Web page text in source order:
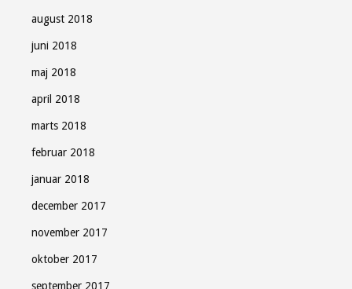
august 2018
juni 2018
maj 2018
april 2018
marts 2018
februar 2018
januar 2018
december 2017
november 2017
oktober 2017
september 2017